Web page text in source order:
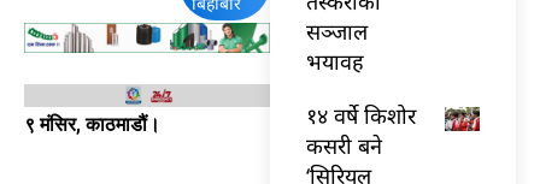
९ मंसिर, काठमाडौं।
सञ्जाल
भयावह
१४ वर्षे किशोर
कसरी बने
‘सिरियल